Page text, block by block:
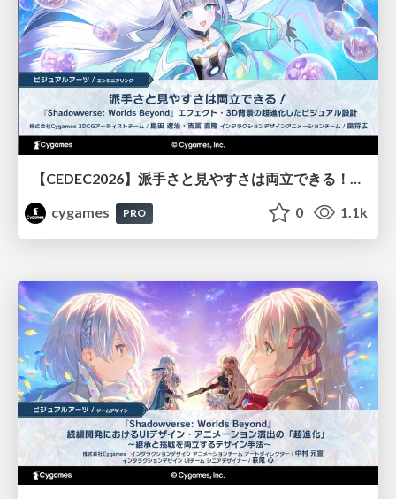
【CEDEC2026】派手さと見やすさは両立できる！『Shadowverse: Worlds Beyond』エフェクト・3D背景の超進化したビジュアル設計
cygames
PRO 0 1.1k